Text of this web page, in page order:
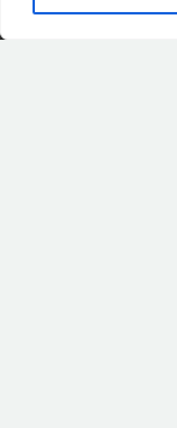
Ch. De